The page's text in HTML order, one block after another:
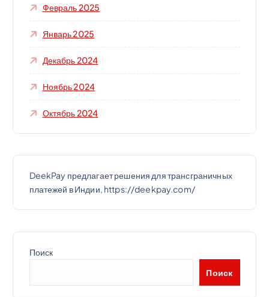
Февраль 2025
Январь 2025
Декабрь 2024
Ноябрь 2024
Октябрь 2024
DeekPay предлагает решения для трансграничных
платежей в Индии, https://deekpay.com/
Поиск
Поиск